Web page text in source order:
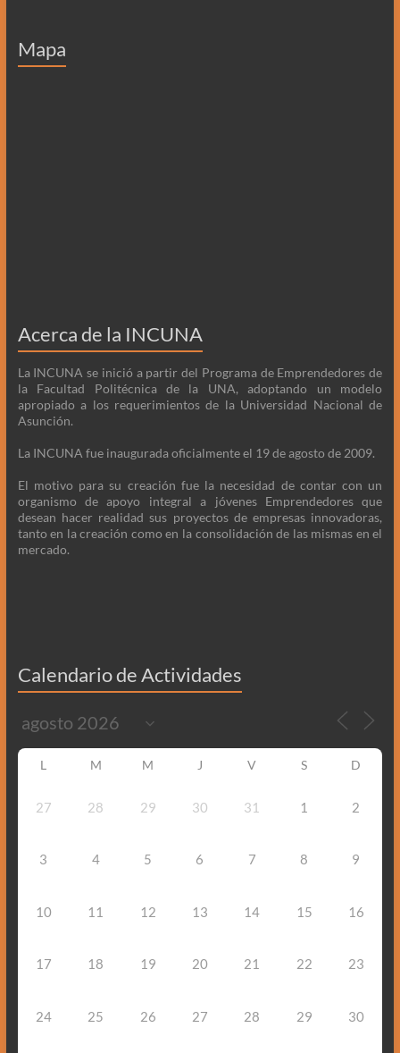
Mapa
Acerca de la INCUNA
La INCUNA se inició a partir del Programa de Emprendedores de
la Facultad Politécnica de la UNA, adoptando un modelo
apropiado a los requerimientos de la Universidad Nacional de
Asunción.
La INCUNA fue inaugurada oficialmente el 19 de agosto de 2009.
El motivo para su creación fue la necesidad de contar con un
organismo de apoyo integral a jóvenes Emprendedores que
desean hacer realidad sus proyectos de empresas innovadoras,
tanto en la creación como en la consolidación de las mismas en el
mercado.
Calendario de Actividades
L M M J V S D
27 28 29 30 31 1 2
3 4 5 6 7 8 9
10 11 12 13 14 15 16
17 18 19 20 21 22 23
24 25 26 27 28 29 30